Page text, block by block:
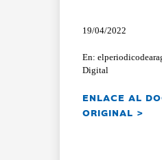
19/04/2022
En:
Digital
ENLACE AL
ORIGINAL >